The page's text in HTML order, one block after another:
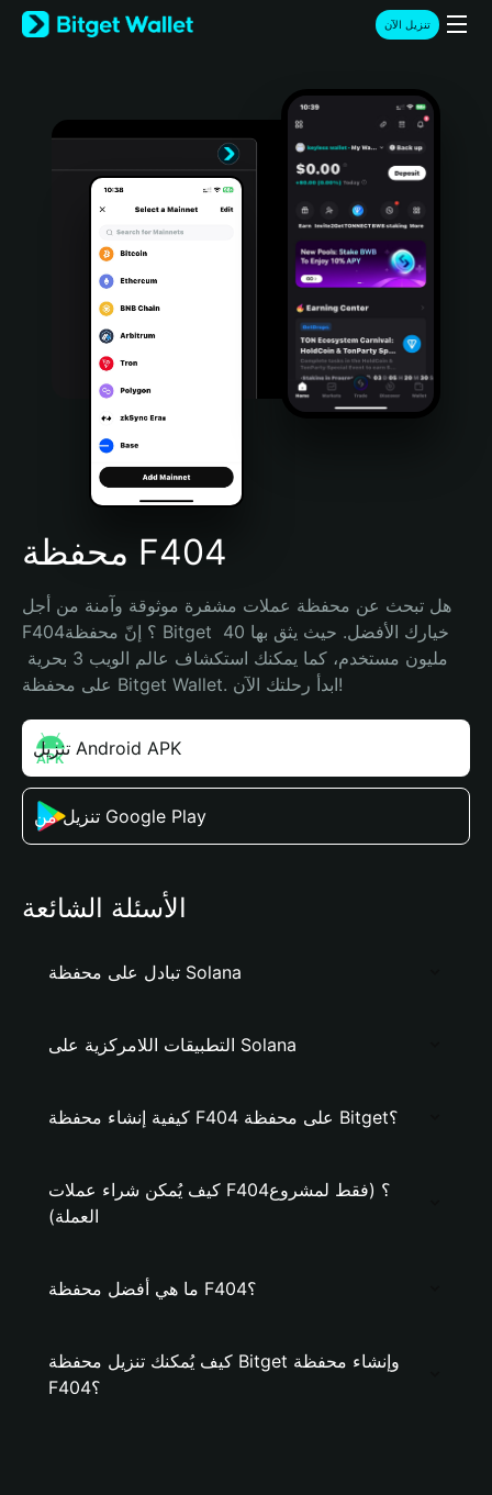
English
日本語
Türkçe
Português (Portugal)
Bahasa Indonesia
Português (Brasil)
Español (Argentina)
تنزيل الآن
محفظة F404
هل تبحث عن محفظة عملات مشفرة موثوقة وآمنة من أجل
F404؟ إنّ محفظة Bitget خيارك الأفضل. حيث يثق بها 40
على محفظة Bitget Wallet. ابدأ رحلتك الآن!
تنزيل Android APK
تنزيل من Google Play
الأسئلة الشائعة
تبادل على محفظة Solana
التطبيقات اللامركزية على Solana
كيفية إنشاء محفظة F404 على محفظة Bitget؟
كيف يُمكن شراء عملات F404؟ (فقط لمشروع
العملة)
ما هي أفضل محفظة F404؟
كيف يُمكنك تنزيل محفظة Bitget وإنشاء محفظة
F404؟